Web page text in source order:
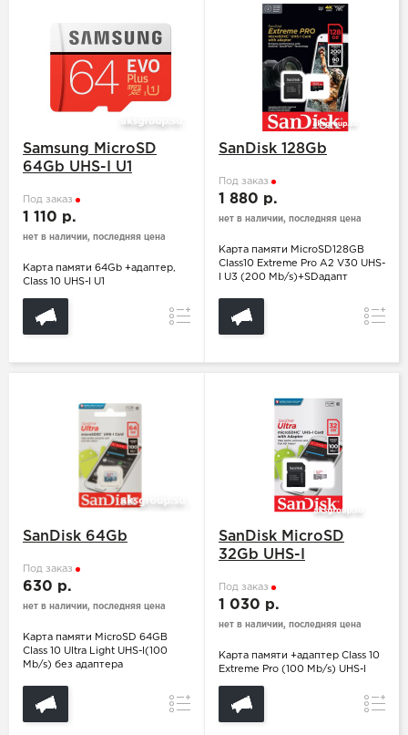
Samsung MicroSD
64Gb UHS-I U1
Под заказ
1 110 р.
нет в наличии, последняя цена
Карта памяти 64Gb +адаптер,
Class 10 UHS-I U1
Сравнение
SanDisk 128Gb
Под заказ
1 880 р.
нет в наличии, последняя цена
Карта памяти MicroSD128GB
Class10 Extreme Pro A2 V30 UHS-
I U3 (200 Mb/s)+SDадапт
SanDisk 64Gb
Под заказ
630 р.
нет в наличии, последняя цена
Карта памяти MicroSD 64GB
Class 10 Ultra Light UHS-I(100
Mb/s) без адаптера
Сравнение
SanDisk MicroSD
32Gb UHS-I
Под заказ
1 030 р.
нет в наличии, последняя цена
Карта памяти +адаптер Class 10
Extreme Pro (100 Mb/s) UHS-I